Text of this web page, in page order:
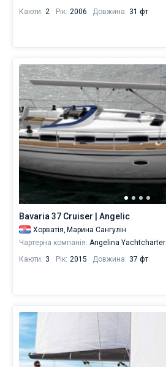
Каюти: 2 Рік: 2006 Довжина: 31 фт
Bavaria 37 Cruiser | Angelic
Хорватія, Марина Сангулін
Чартерна компанія: Angelina Yachtcharter
Каюти: 3 Рік: 2015 Довжина: 37 фт